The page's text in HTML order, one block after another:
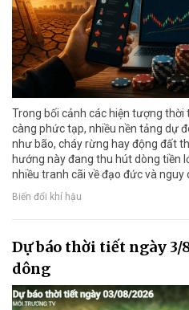
Trong bối cảnh các hiện tượng thời
càng phức tạp, nhiều nền tảng dự
như bão, cháy rừng hay động đất
hướng này đang thu hút dòng tiền
nhiều tranh cãi về đạo đức và
Biến đổi khí hậu
Dự báo thời tiết ngày 3/
dông